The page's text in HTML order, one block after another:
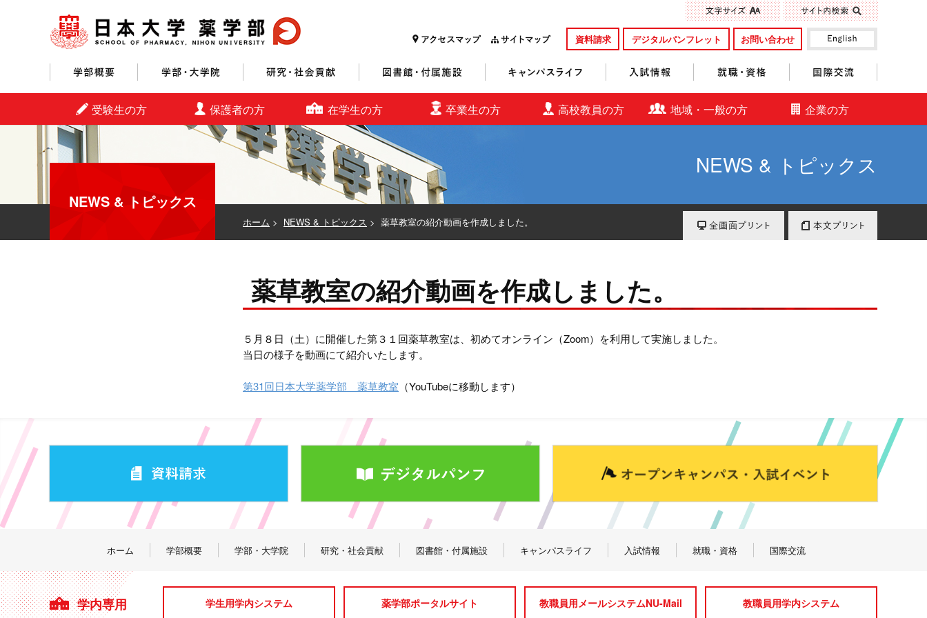
資料請求 デジタルパンフレット お問い合わせ
受験生の方 保護者の方 在学生の方 卒業生の方 高校教員の方 地域・一般の方 企業の方
NEWS & トピックス
ホーム > NEWS & トピックス > 薬草教室の紹介動画を作成しました。
薬草教室の紹介動画を作成しました。
５月８日（土）に開催した第３１回薬草教室は、初めてオンライン（Zoom）を利用して実施しました。
当日の様子を動画にて紹介いたします。
第31回日本大学薬学部 薬草教室 （YouTubeに移動します）
NEWS & トピックス
ホーム 学部概要 学部・大学院 研究・社会貢献 図書館・付属施設 キャンパスライフ 入試情報 就職・資格 国際交流
学内専用 学生用学内システム 薬学部ポータルサイト 教職員用メールシステムNU-Mail 教職員用学内システム